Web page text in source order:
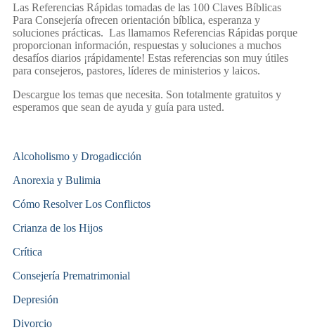
Las Referencias Rápidas tomadas de las 100 Claves Bíblicas
Para Consejería ofrecen orientación bíblica, esperanza y
soluciones prácticas. Las llamamos Referencias Rápidas porque
proporcionan información, respuestas y soluciones a muchos
desafíos diarios ¡rápidamente! Estas referencias son muy útiles
para consejeros, pastores, líderes de ministerios y laicos.
Descargue los temas que necesita. Son totalmente gratuitos y
esperamos que sean de ayuda y guía para usted.
Alcoholismo y Drogadicción
Anorexia y Bulimia
Cómo Resolver Los Conflictos
Crianza de los Hijos
Crítica
Consejería Prematrimonial
Depresión
Divorcio